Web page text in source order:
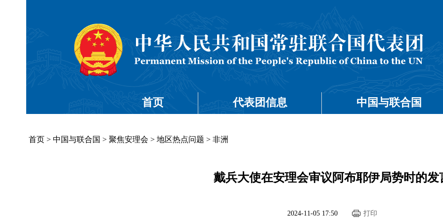
首页 代表团信息 中国与联合国
首页 > 中国与联合国 > 聚焦安理会 > 地区热点问题 > 非洲
戴兵大使在安理会审议阿布耶伊局势时的发
2024-11-05 17:50 打印